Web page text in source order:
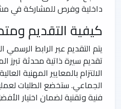
داخلية وفرص للمشاركة في
كيفية التقديم
يتم التقديم عبر الرابط
تقديم سيرة ذاتية محدثة تبرز
الالتزام بالمعايير المهنية
الجماعي. ستخضع الطلبات
فنية وتقنية لضمان اختيار